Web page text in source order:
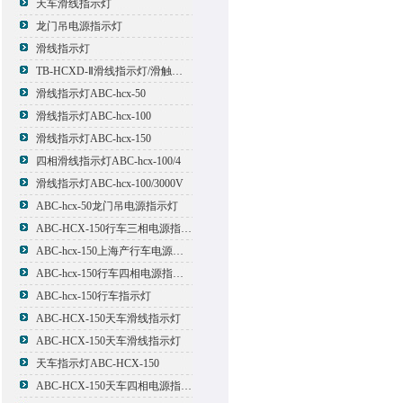
天车滑线指示灯
龙门吊电源指示灯
滑线指示灯
TB-HCXD-Ⅱ滑线指示灯/滑触线指示灯
滑线指示灯ABC-hcx-50
滑线指示灯ABC-hcx-100
滑线指示灯ABC-hcx-150
四相滑线指示灯ABC-hcx-100/4
滑线指示灯ABC-hcx-100/3000V
ABC-hcx-50龙门吊电源指示灯
ABC-HCX-150行车三相电源指示灯
ABC-hcx-150上海产行车电源指示灯
ABC-hcx-150行车四相电源指示灯
ABC-hcx-150行车指示灯
ABC-HCX-150天车滑线指示灯
ABC-HCX-150天车滑线指示灯
天车指示灯ABC-HCX-150
ABC-HCX-150天车四相电源指示灯